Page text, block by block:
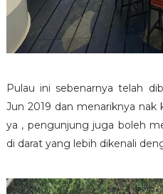
Pulau ini sebenarnya telah
Jun 2019 dan menariknya nak
ya , pengunjung juga boleh
di darat yang lebih dikenali